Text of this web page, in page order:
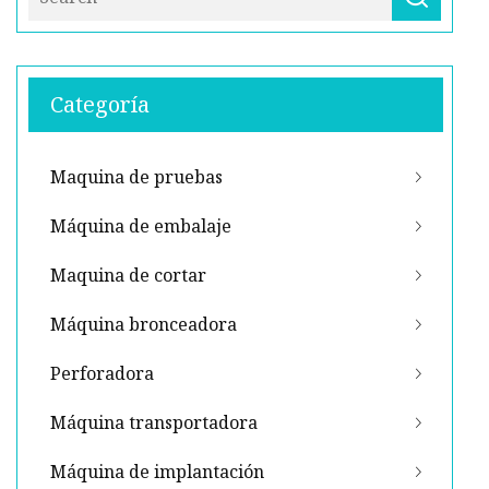
Categoría
Maquina de pruebas
Máquina de embalaje
Maquina de cortar
Máquina bronceadora
Perforadora
Máquina transportadora
Máquina de implantación